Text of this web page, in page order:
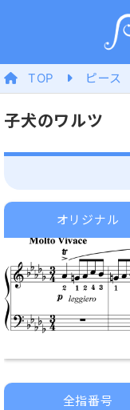
TOP ピース
子犬のワルツ
オリジナル
全指番号